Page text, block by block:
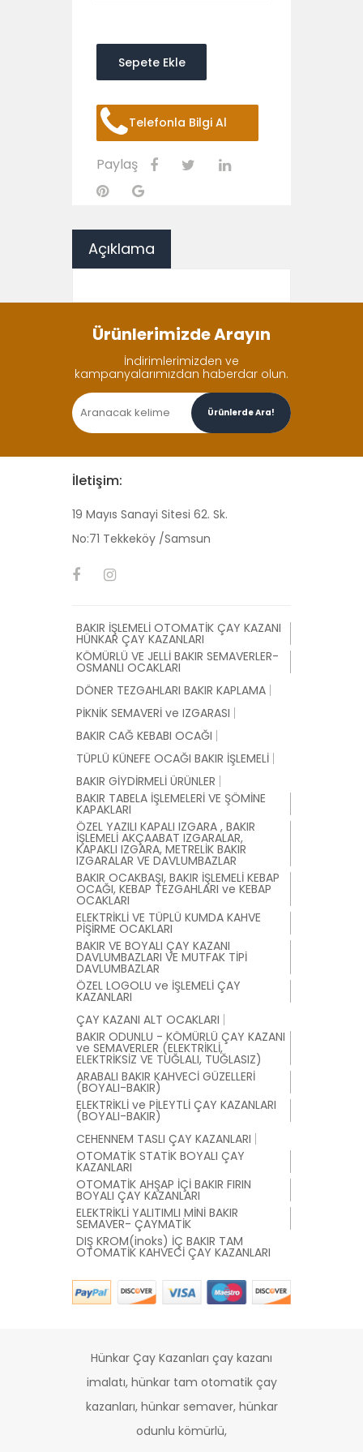
Sepete Ekle
Telefonla Bilgi Al
Paylaş
Açıklama
Ürünlerimizde Arayın
İndirimlerimizden ve
kampanyalarımızdan haberdar olun.
Ürünlerde Ara!
İletişim:
19 Mayıs Sanayi Sitesi 62. Sk.
No:71 Tekkeköy /Samsun
BAKIR İŞLEMELİ OTOMATİK ÇAY KAZANI
HÜNKAR ÇAY KAZANLARI
KÖMÜRLÜ VE JELLİ BAKIR SEMAVERLER-
OSMANLI OCAKLARI
DÖNER TEZGAHLARI BAKIR KAPLAMA
PİKNİK SEMAVERİ ve IZGARASI
BAKIR CAĞ KEBABI OCAĞI
TÜPLÜ KÜNEFE OCAĞI BAKIR İŞLEMELİ
BAKIR GİYDİRMELİ ÜRÜNLER
BAKIR TABELA İŞLEMELERİ VE ŞÖMİNE
KAPAKLARI
ÖZEL YAZILI KAPALI IZGARA , BAKIR
İŞLEMELİ AKÇAABAT IZGARALAR,
KAPAKLI IZGARA, METRELİK BAKIR
IZGARALAR VE DAVLUMBAZLAR
BAKIR OCAKBAŞI, BAKIR İŞLEMELİ KEBAP
OCAĞI, KEBAP TEZGAHLARI ve KEBAP
OCAKLARI
ELEKTRİKLİ VE TÜPLÜ KUMDA KAHVE
PİŞİRME OCAKLARI
BAKIR VE BOYALI ÇAY KAZANI
DAVLUMBAZLARI VE MUTFAK TİPİ
DAVLUMBAZLAR
ÖZEL LOGOLU ve İŞLEMELİ ÇAY
KAZANLARI
ÇAY KAZANI ALT OCAKLARI
BAKIR ODUNLU - KÖMÜRLÜ ÇAY KAZANI
ve SEMAVERLER (ELEKTRİKLİ,
ELEKTRİKSİZ VE TUĞLALI, TUĞLASIZ)
ARABALI BAKIR KAHVECİ GÜZELLERİ
(BOYALI-BAKIR)
ELEKTRİKLİ ve PİLEYTLİ ÇAY KAZANLARI
(BOYALI-BAKIR)
CEHENNEM TASLI ÇAY KAZANLARI
OTOMATİK STATİK BOYALI ÇAY
KAZANLARI
OTOMATİK AHŞAP İÇİ BAKIR FIRIN
BOYALI ÇAY KAZANLARI
ELEKTRİKLİ YALITIMLI MİNİ BAKIR
SEMAVER- ÇAYMATİK
DIŞ KROM(inoks) İÇ BAKIR TAM
OTOMATİK KAHVECİ ÇAY KAZANLARI
Hünkar Çay Kazanları çay kazanı
imalatı, hünkar tam otomatik çay
kazanları, hünkar semaver, hünkar
odunlu kömürlü,